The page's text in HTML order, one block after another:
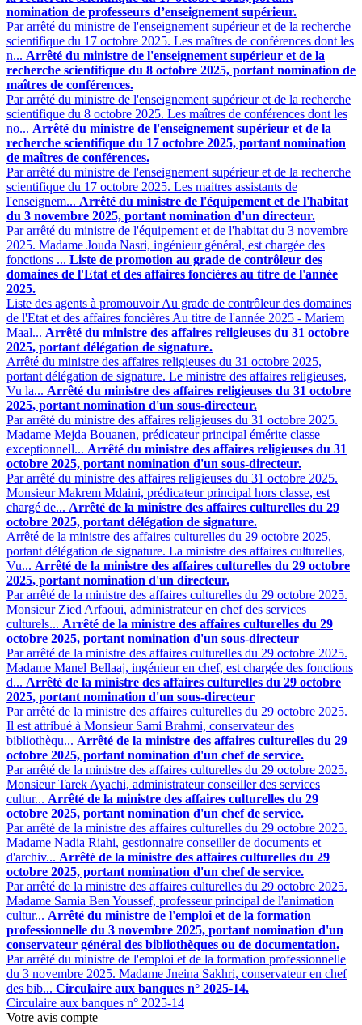
nomination de professeurs d’enseignement supérieur.
Par arrêté du ministre de l'enseignement supérieur et de la recherche
scientifique du 17 octobre 2025. Les maîtres de conférences dont les
n... Arrêté du ministre de l'enseignement supérieur et de la
recherche scientifique du 8 octobre 2025, portant nomination de
maîtres de conférences.
Par arrêté du ministre de l'enseignement supérieur et de la recherche
scientifique du 8 octobre 2025. Les maîtres de conférences dont les
no... Arrêté du ministre de l'enseignement supérieur et de la
recherche scientifique du 17 octobre 2025, portant nomination
de maîtres de conférences.
Par arrêté du ministre de l'enseignement supérieur et de la recherche
scientifique du 17 octobre 2025. Les maitres assistants de
l'enseignem... Arrêté du ministre de l'équipement et de l'habitat
du 3 novembre 2025, portant nomination d'un directeur.
Par arrêté du ministre de l'équipement et de l'habitat du 3 novembre
2025. Madame Jouda Nasri, ingénieur général, est chargée des
fonctions ... Liste de promotion au grade de contrôleur des
domaines de l'Etat et des affaires foncières au titre de l'année
2025.
Liste des agents à promouvoir Au grade de contrôleur des domaines
de l'Etat et des affaires foncières Au titre de l'année 2025 - Mariem
Maal... Arrêté du ministre des affaires religieuses du 31 octobre
2025, portant délégation de signature.
Arrêté du ministre des affaires religieuses du 31 octobre 2025,
portant délégation de signature. Le ministre des affaires religieuses,
Vu la... Arrêté du ministre des affaires religieuses du 31 octobre
2025, portant nomination d'un sous-directeur.
Par arrêté du ministre des affaires religieuses du 31 octobre 2025.
Madame Mejda Bouanen, prédicateur principal émérite classe
exceptionnell... Arrêté du ministre des affaires religieuses du 31
octobre 2025, portant nomination d'un sous-directeur.
Par arrêté du ministre des affaires religieuses du 31 octobre 2025.
Monsieur Makrem Mdaini, prédicateur principal hors classe, est
chargé de... Arrêté de la ministre des affaires culturelles du 29
octobre 2025, portant délégation de signature.
Arrêté de la ministre des affaires culturelles du 29 octobre 2025,
portant délégation de signature. La ministre des affaires culturelles,
Vu... Arrêté de la ministre des affaires culturelles du 29 octobre
2025, portant nomination d'un directeur.
Par arrêté de la ministre des affaires culturelles du 29 octobre 2025.
Monsieur Zied Arfaoui, administrateur en chef des services
culturels... Arrêté de la ministre des affaires culturelles du 29
octobre 2025, portant nomination d'un sous-directeur
Par arrêté de la ministre des affaires culturelles du 29 octobre 2025.
Madame Manel Bellaaj, ingénieur en chef, est chargée des fonctions
d... Arrêté de la ministre des affaires culturelles du 29 octobre
2025, portant nomination d'un sous-directeur
Par arrêté de la ministre des affaires culturelles du 29 octobre 2025.
Il est attribué à Monsieur Sami Brahmi, conservateur des
bibliothèqu... Arrêté de la ministre des affaires culturelles du 29
octobre 2025, portant nomination d'un chef de service.
Par arrêté de la ministre des affaires culturelles du 29 octobre 2025.
Monsieur Tarek Ayachi, administrateur conseiller des services
cultur... Arrêté de la ministre des affaires culturelles du 29
octobre 2025, portant nomination d'un chef de service.
Par arrêté de la ministre des affaires culturelles du 29 octobre 2025.
Madame Nadia Riahi, gestionnaire conseiller de documents et
d'archiv... Arrêté de la ministre des affaires culturelles du 29
octobre 2025, portant nomination d'un chef de service.
Par arrêté de la ministre des affaires culturelles du 29 octobre 2025.
Madame Samia Ben Youssef, professeur principal de l'animation
cultur... Arrêté du ministre de l'emploi et de la formation
professionnelle du 3 novembre 2025, portant nomination d'un
conservateur général des bibliothèques ou de documentation.
Par arrêté du ministre de l'emploi et de la formation professionnelle
du 3 novembre 2025. Madame Jneina Sakhri, conservateur en chef
des bib... Circulaire aux banques n° 2025-14.
Circulaire aux banques n° 2025-14
Votre avis compte